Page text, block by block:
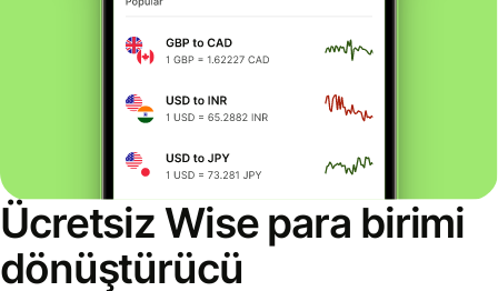
Ücretsiz Wise para birimi
dönüştürücü